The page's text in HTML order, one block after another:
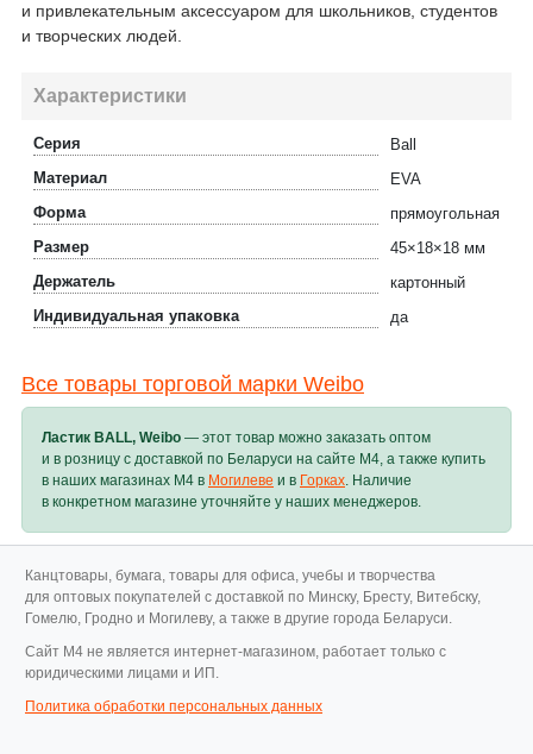
и привлекательным аксессуаром для школьников, студентов
и творческих людей.
Характеристики
Серия
Ball
Материал
EVA
Форма
прямоугольная
Размер
45×18×18 мм
Держатель
картонный
Индивидуальная упаковка
да
Все товары торговой марки Weibo
Ластик BALL, Weibo — этот товар можно заказать оптом
и в розницу с доставкой по Беларуси на сайте M4, а также купить
в наших магазинах M4 в Могилеве и в Горках. Наличие
в конкретном магазине уточняйте у наших менеджеров.
Канцтовары, бумага, товары для офиса, учебы и творчества
для оптовых покупателей с доставкой по Минску, Бресту, Витебску,
Гомелю, Гродно и Могилеву, а также в другие города Беларуси.
Cайт M4 не является интернет-магазином, работает только с
юридическими лицами и ИП.
Политика обработки персональных данных